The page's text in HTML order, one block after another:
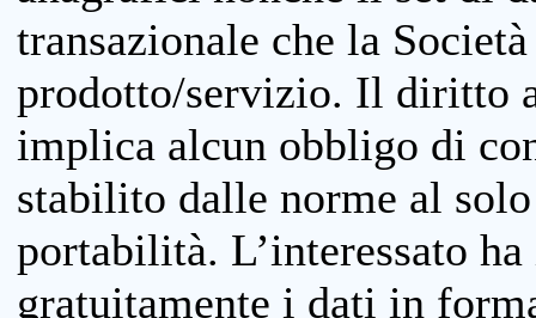
transazionale che la
prodotto/servizio. Il diritto
implica alcun obbligo di
stabilito dalle norme al
portabilità. L’interessato
gratuitamente i dati in